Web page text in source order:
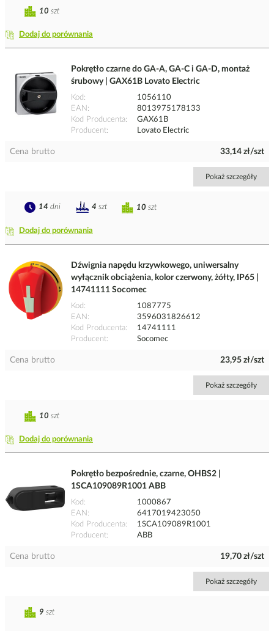
Dodaj do porównania
10 szt
Pokrętło czarne do GA-A, GA-C i GA-D, montaż
śrubowy | GAX61B Lovato Electric
Kod
1056110
EAN
8013975178133
Kod Producenta
GAX61B
Producent
Lovato Electric
Cena brutto 33,14 zł/szt
Pokaż szczegóły
Dodaj do porównania
10 szt
14 dni 4 szt
Dźwignia napędu krzywkowego, uniwersalny
wyłącznik obciążenia, kolor czerwony, żółty, IP65 |
14741111 Socomec
Kod
1087775
EAN
3596031826612
Kod Producenta
14741111
Producent
Socomec
Cena brutto 23,95 zł/szt
Pokaż szczegóły
Dodaj do porównania
10 szt
Pokrętło bezpośrednie, czarne, OHBS2 |
1SCA109089R1001 ABB
Kod
1000867
EAN
6417019423050
Kod Producenta
1SCA109089R1001
Producent
ABB
Cena brutto 19,70 zł/szt
Pokaż szczegóły
9 szt